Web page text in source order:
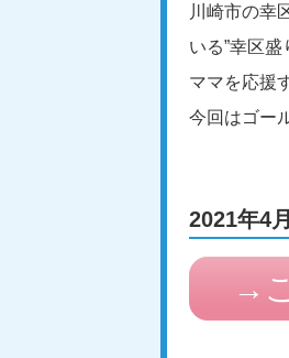
川崎市の幸
いる”幸区
ママを応援
今回はゴー
2021年4
→